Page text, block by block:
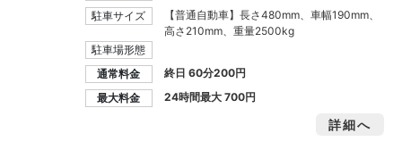
駐車サイズ
【普通自動車】長さ480mm、車幅190mm、
高さ210mm、重量2500kg
駐車場形態
通常料金
終日 60分200円
最大料金
24時間最大700円
詳細へ